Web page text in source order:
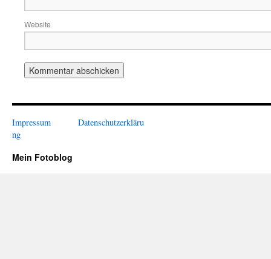
Website
Impressum
Datenschutzerkläru
ng
Mein Fotoblog